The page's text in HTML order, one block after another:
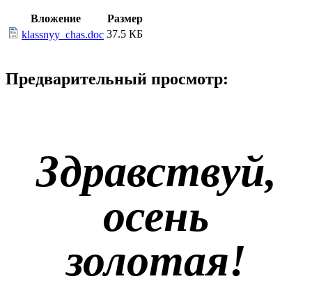
Вложение
Размер
klassnyy_chas.doc 37.5 КБ
Предварительный просмотр:
Здравствуй,
осень
золотая!